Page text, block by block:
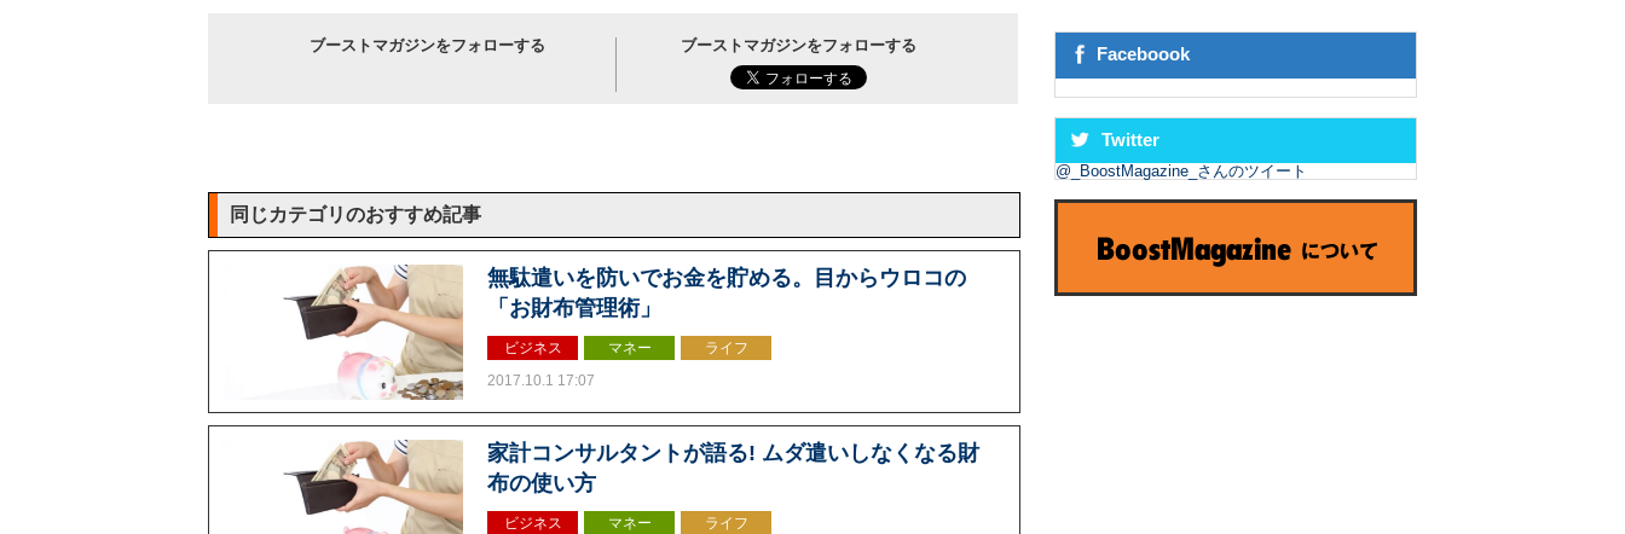
ブーストマガジンをフォローする ブーストマガジンをフォローする
同じカテゴリのおすすめ記事
無駄遣いを防いでお金を貯める。目からウロコの
「お財布管理術」
ビジネス マネー
ライフ
2017.10.1 17:07
家計コンサルタントが語る! ムダ遣いしなくなる財
布の使い方
ビジネス マネー
ライフ
Faceboook
Twitter
@_BoostMagazine_さんのツイート